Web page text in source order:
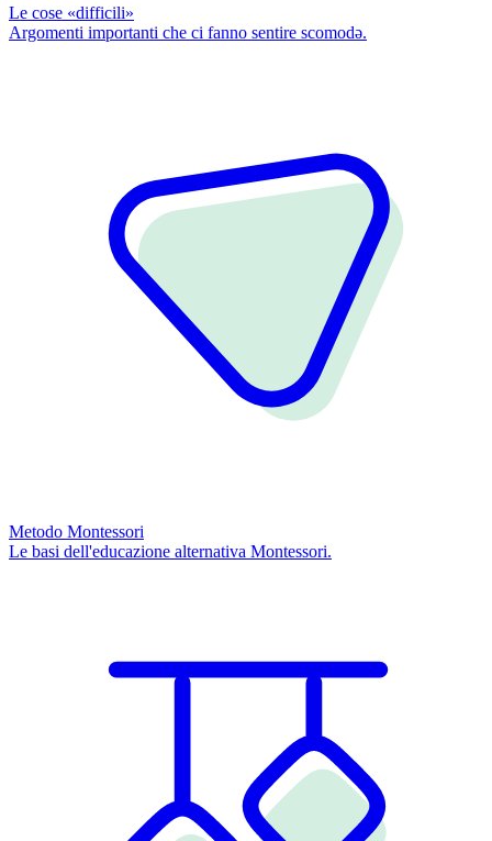
Le cose «difficili»
Argomenti importanti che ci fanno sentire scomodǝ.
Metodo Montessori
Le basi dell'educazione alternativa Montessori.